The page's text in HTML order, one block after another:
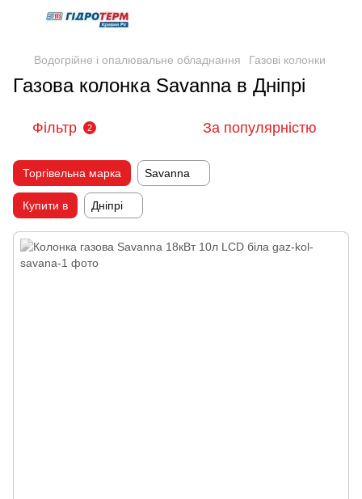
Водогрійне і опалювальне обладнання Газові колонки
Газова колонка Savanna в Дніпрі
Фільтр 2 За популярністю
Торгівельна марка Savanna
Купити в Дніпрі